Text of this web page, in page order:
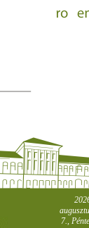
7.,